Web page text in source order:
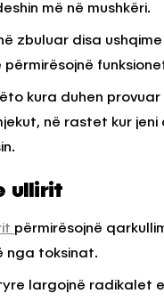
më në mushkëri.
zbuluar disa
përmirësojnë
kura duhen provuar
në rastet kur
ullirit
përmirësojnë
nga toksinat.
largojnë radikalet